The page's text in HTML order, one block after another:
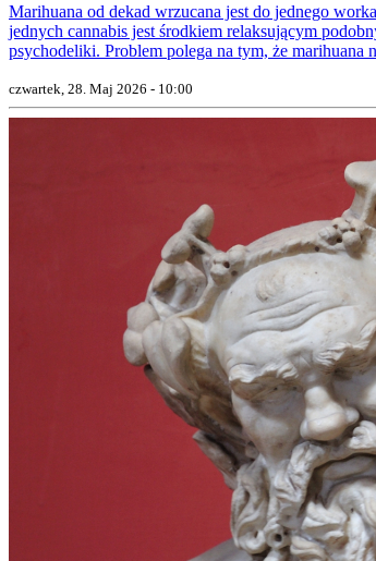
Marihuana od dekad wrzucana jest do jednego
jednych cannabis jest środkiem relaksującym
psychodeliki. Problem polega na tym, że marihuana
czwartek, 28. Maj 2026 - 10:00